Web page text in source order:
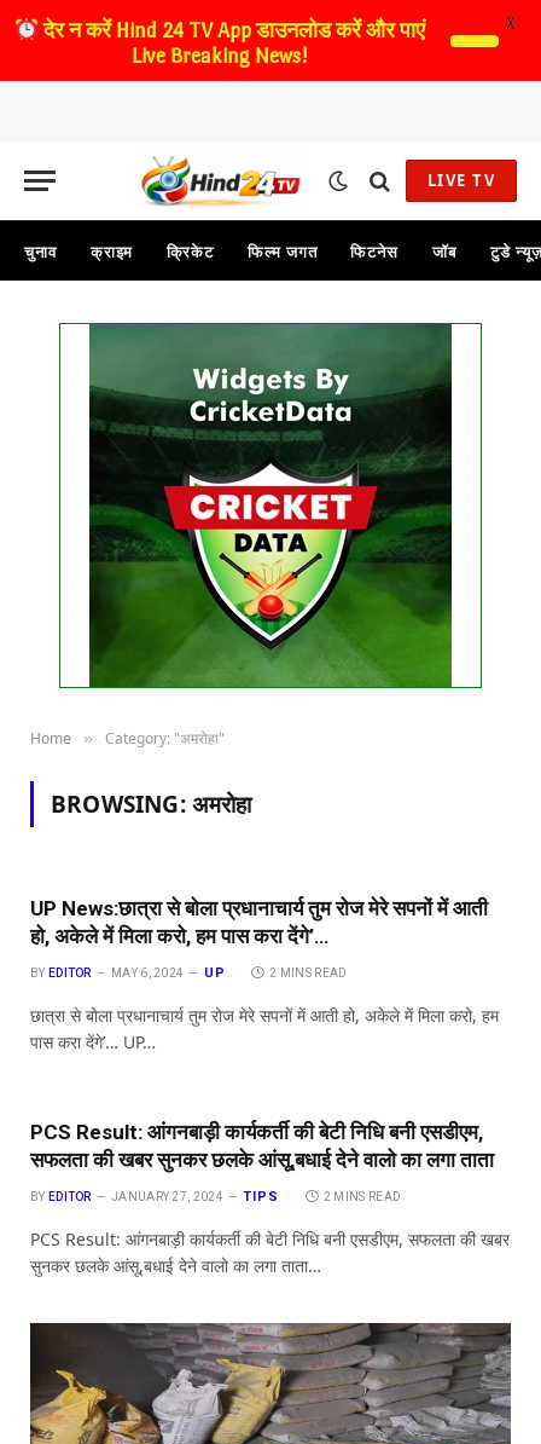
LIVE TV
चुनाव क्राइम क्रिकेट फिल्म जगत फिटनेस जॉब टुडे
FIXTURE
No live matches found.
See recent results
See fixtures
Home » Category: "अमरोहा"
BROWSING:अमरोहा
UP News:छात्रा से बोला प्रधानाचार्य तुम रोज मेरे सपनों में आती
हो, अकेले में मिला करो, हम पास करा देंगे’…
BY EDITOR MAY 6, 2024 UP 2 MINS READ
छात्रा से बोला प्रधानाचार्य तुम रोज मेरे सपनों में आती हो, अकेले में मिला करो, हम
पास करा देंगे’… UP…
PCS Result: आंगनबाड़ी कार्यकर्ती की बेटी निधि बनी एसडीएम,
सफलता की खबर सुनकर छलके आंसू,बधाई देने वालो का लगा ताता
BY EDITOR JANUARY 27, 2024 TIPS 2 MINS READ
PCS Result: आंगनबाड़ी कार्यकर्ती की बेटी निधि बनी एसडीएम, सफलता की खबर
सुनकर छलके आंसू,बधाई देने वालो का लगा ताता…
देर न करेंHind 24 TV App डाउनलोड करें और पाएं
Live Breaking News!
X